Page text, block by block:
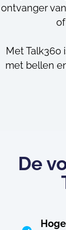
ontvanger
Met Talk360
met bellen
De
Hoge